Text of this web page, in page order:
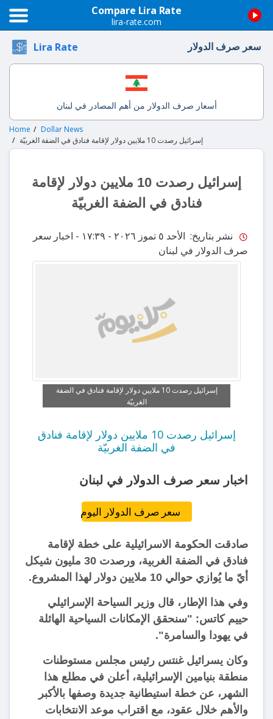
Compare Lira Rate
lira-rate.com
Lira Rate سعر صرف الدولار
أسعار صرف الدولار من أهم المصادر في لبنان
Home
Dollar News
إسرائيل رصدت 10 ملايين دولار لإقامة فنادق في الضفة الغربيّة
إسرائيل رصدت 10 ملايين دولار لإقامة
فنادق في الضفة الغربيّة
نشر بتاريخ: الأحد ٥ تموز ٢٠٢٦ - ١٧:٣٩
- اخبار سعر
صرف الدولار في لبنان
إسرائيل رصدت 10 ملايين دولار لإقامة فنادق في الضفة
الغربيّة
إسرائيل رصدت 10 ملايين دولار لإقامة فنادق
في الضفة الغربيّة
اخبار سعر صرف الدولار في لبنان
سعر صرف الدولار اليوم
صادقت الحكومة الاسرائيلية على خطة لإقامة
فنادق في الضفة الغربية، ورصدت 30 مليون شيكل
أيّ ما يُوازي حوالي 10 ملايين دولار لهذا المشروع.
وفي هذا الإطار، قال وزير السياحة الإسرائيلي
حييم كاتس: "سنحقق الإمكانات السياحية الهائلة
في يهودا والسامرة".
وكان يسرائيل غنتس رئيس مجلس مستوطنات
منطقة بنيامين الإسرائيلية، أعلن في مطلع هذا
الشهر، عن خطة استيطانية جديدة وصفها بالأكبر
والأهم خلال عقود، مع اقتراب موعد الانتخابات